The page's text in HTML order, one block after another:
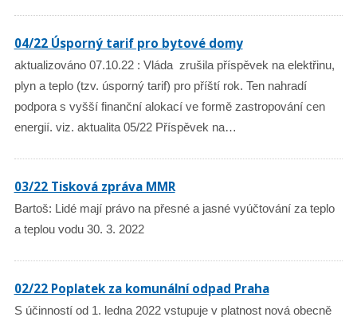
04/22 Úsporný tarif pro bytové domy
aktualizováno 07.10.22 : Vláda zrušila příspěvek na elektřinu,
plyn a teplo (tzv. úsporný tarif) pro příští rok. Ten nahradí
podpora s vyšší finanční alokací ve formě zastropování cen
energií. viz. aktualita 05/22 Příspěvek na…
03/22 Tisková zpráva MMR
Bartoš: Lidé mají právo na přesné a jasné vyúčtování za teplo
a teplou vodu 30. 3. 2022
02/22 Poplatek za komunální odpad Praha
S účinností od 1. ledna 2022 vstupuje v platnost nová obecně